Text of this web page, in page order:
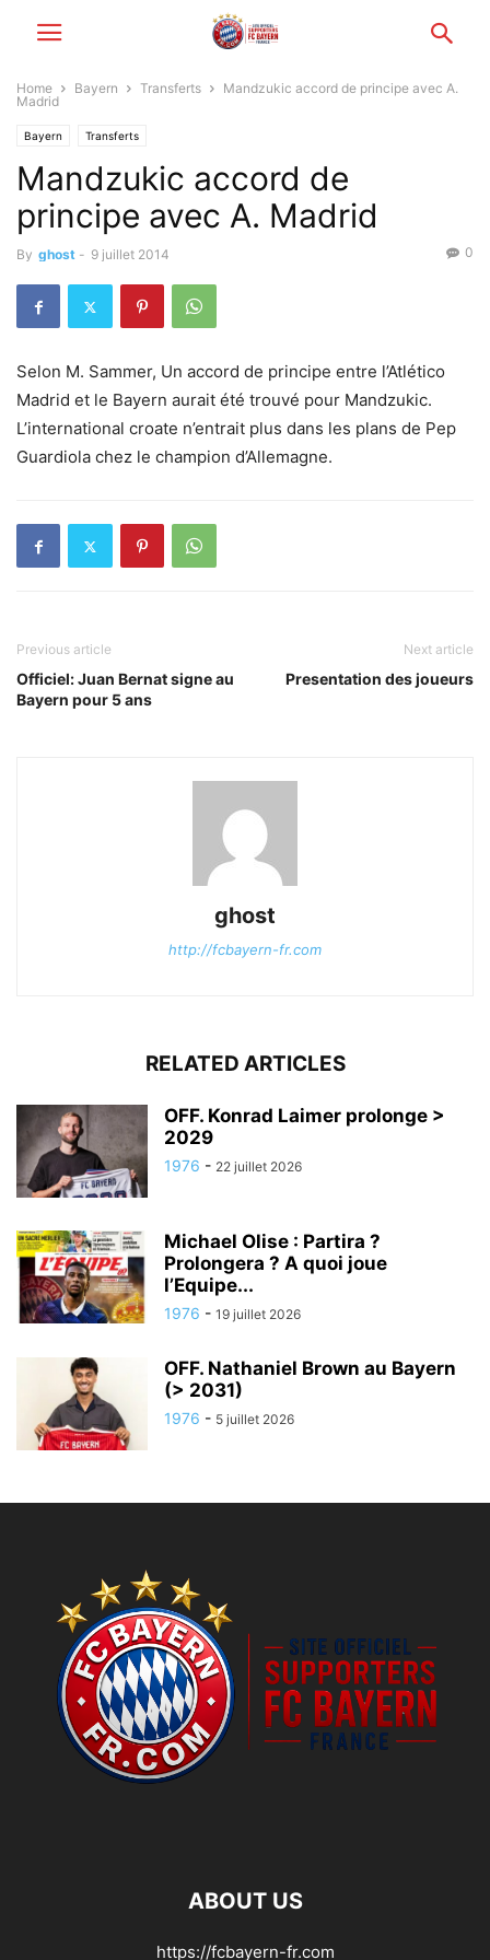
Home Bayern Transferts
Mandzukic accord de principe avec A.
Madrid
Bayern Transferts
Mandzukic accord de
principe avec A. Madrid
By ghost - 9 juillet 2014 0
Selon M. Sammer, Un accord de principe entre l’Atlético
Madrid et le Bayern aurait été trouvé pour Mandzukic.
L’international croate n’entrait plus dans les plans de Pep
Guardiola chez le champion d’Allemagne.
Previous article
Officiel: Juan Bernat signe au
Bayern pour 5 ans
Next article
Presentation des joueurs
ghost
http://fcbayern-fr.com
RELATED ARTICLES
OFF. Konrad Laimer prolonge >
2029
1976 - 22 juillet 2026
Michael Olise : Partira ?
Prolongera ? A quoi joue
l’Equipe...
1976 - 19 juillet 2026
OFF. Nathaniel Brown au Bayern
(> 2031)
1976 - 5 juillet 2026
ABOUT US
https://fcbayern-fr.com